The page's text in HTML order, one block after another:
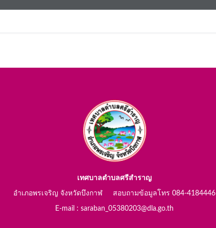
เทศบาลตำบลศรีสำราญ
อำเภอพรเจริญ จังหวัดบึงกาฬ สอบถามข้อมูลโทร 084-4184446
E-mail : saraban_05380203@dla.go.th